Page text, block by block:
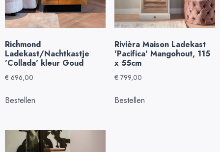
Richmond
Ladekast/Nachtkastje
'Collada' kleur Goud
€ 696,00
Bestellen
Rivièra Maison Ladekast
'Pacifica' Mangohout, 115
x 55cm
€ 799,00
Bestellen